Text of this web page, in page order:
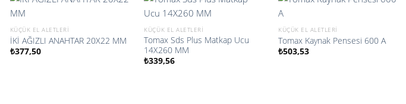
İstek
KÜÇÜK EL ALETLERI
İKİ AĞIZLI ANAHTAR 20X22 MM
₺377,50
İstek
KÜÇÜK EL ALETLERI
Tomax Sds Plus Matkap Ucu
14X260 MM
₺339,56
İstek
KÜÇÜK EL ALETLERI
Tomax Kaynak Pensesi 600 A
₺503,53